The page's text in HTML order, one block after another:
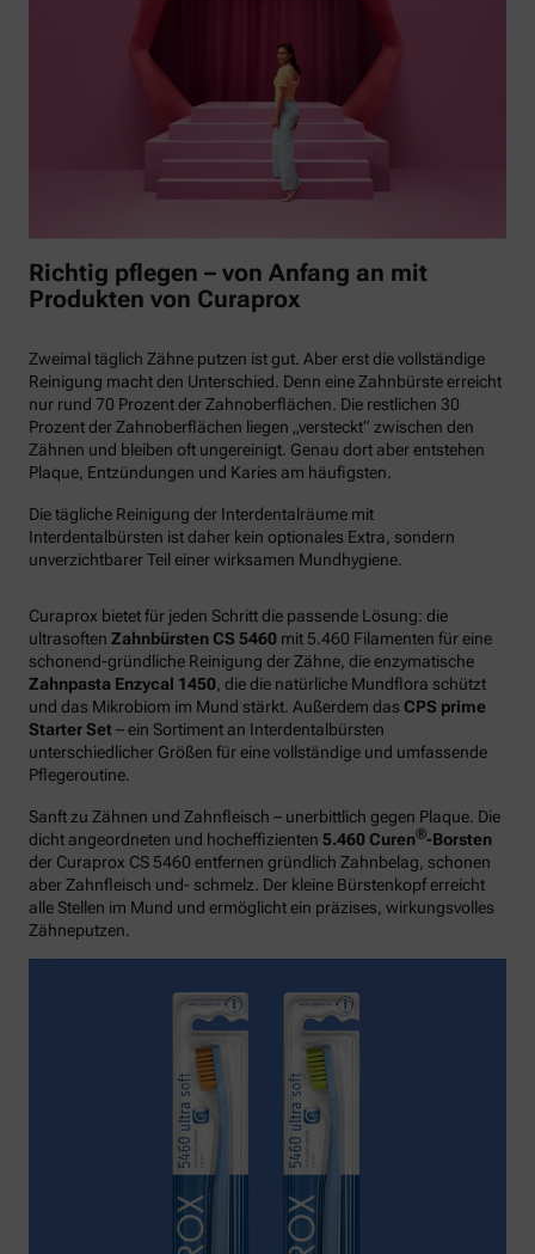
Richtig pflegen – von Anfang an mit
Produkten von Curaprox
Zweimal täglich Zähne putzen ist gut. Aber erst die vollständige
Reinigung macht den Unterschied. Denn eine Zahnbürste erreicht
nur rund 70 Prozent der Zahnoberflächen. Die restlichen 30
Prozent der Zahnoberflächen liegen „versteckt“ zwischen den
Zähnen und bleiben oft ungereinigt. Genau dort aber entstehen
Plaque, Entzündungen und Karies am häufigsten.
Die tägliche Reinigung der Interdentalräume mit
Interdentalbürsten ist daher kein optionales Extra, sondern
unverzichtbarer Teil einer wirksamen Mundhygiene.
Curaprox bietet für jeden Schritt die passende Lösung: die
ultrasoften Zahnbürsten CS 5460 mit 5.460 Filamenten für eine
schonend-gründliche Reinigung der Zähne, die enzymatische
Zahnpasta Enzycal 1450, die die natürliche Mundflora schützt
und das Mikrobiom im Mund stärkt. Außerdem das CPS prime
Starter Set– ein Sortiment an Interdentalbürsten
unterschiedlicher Größen für eine vollständige und umfassende
Pflegeroutine.
Sanft zu Zähnen und Zahnfleisch – unerbittlich gegen Plaque. Die
dicht angeordneten und hocheffizienten 5.460 Curen®-Borsten
der Curaprox CS 5460 entfernen gründlich Zahnbelag, schonen
aber Zahnfleisch und- schmelz. Der kleine Bürstenkopf erreicht
alle Stellen im Mund und ermöglicht ein präzises, wirkungsvolles
Zähneputzen.